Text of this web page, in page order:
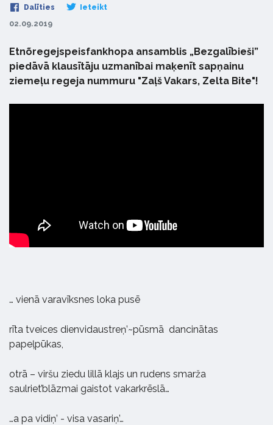
Dalīties Ieteikt
02.09.2019
Etnõregejspeisfankhopa ansamblis „Bezgalībieši”
piedāvā klausītāju uzmanībai maķenīt sapņainu
ziemeļu regeja nummuru "Zaļš Vakars, Zelta Bite"!
… vienā varavīksnes loka pusē
rīta tveices dienvidaustreņ’~pūsmā dancinātas
papeļpūkas,
otrā – viršu ziedu lillā klajs un rudens smarža
saulriet’blāzmai gaistot vakarkrēslā…
…a pa vidiņ’ - visa vasariņ’…